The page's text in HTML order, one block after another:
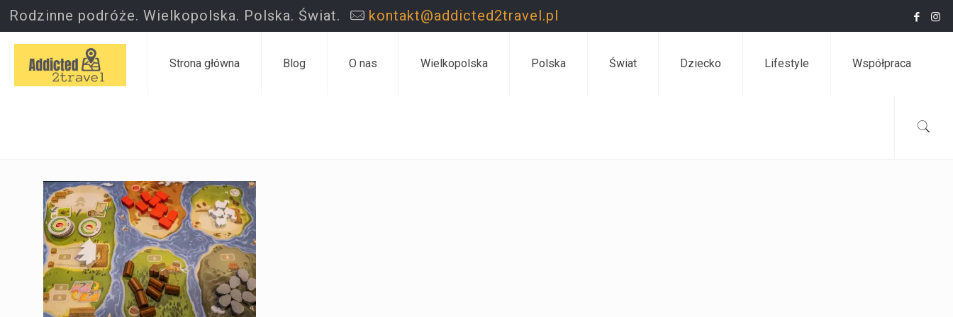
Rodzinne podróże. Wielkopolska. Polska. Świat. kontakt@addicted2travel.pl
Strona główna Blog O nas Wielkopolska Polska Świat Dziecko Lifestyle Współpraca